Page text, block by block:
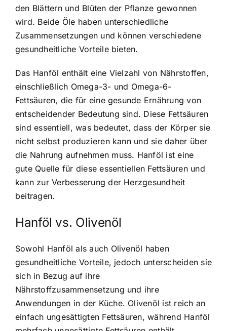
den Blättern und Blüten der Pflanze gewonnen
wird. Beide Öle haben unterschiedliche
Zusammensetzungen und können verschiedene
gesundheitliche Vorteile bieten.
Das Hanföl enthält eine Vielzahl von Nährstoffen,
einschließlich Omega-3- und Omega-6-
Fettsäuren, die für eine gesunde Ernährung von
entscheidender Bedeutung sind. Diese Fettsäuren
sind essentiell, was bedeutet, dass der Körper sie
nicht selbst produzieren kann und sie daher über
die Nahrung aufnehmen muss. Hanföl ist eine
gute Quelle für diese essentiellen Fettsäuren und
kann zur Verbesserung der Herzgesundheit
beitragen.
Hanföl vs. Olivenöl
Sowohl Hanföl als auch Olivenöl haben
gesundheitliche Vorteile, jedoch unterscheiden sie
sich in Bezug auf ihre
Nährstoffzusammensetzung und ihre
Anwendungen in der Küche. Olivenöl ist reich an
einfach ungesättigten Fettsäuren, während Hanföl